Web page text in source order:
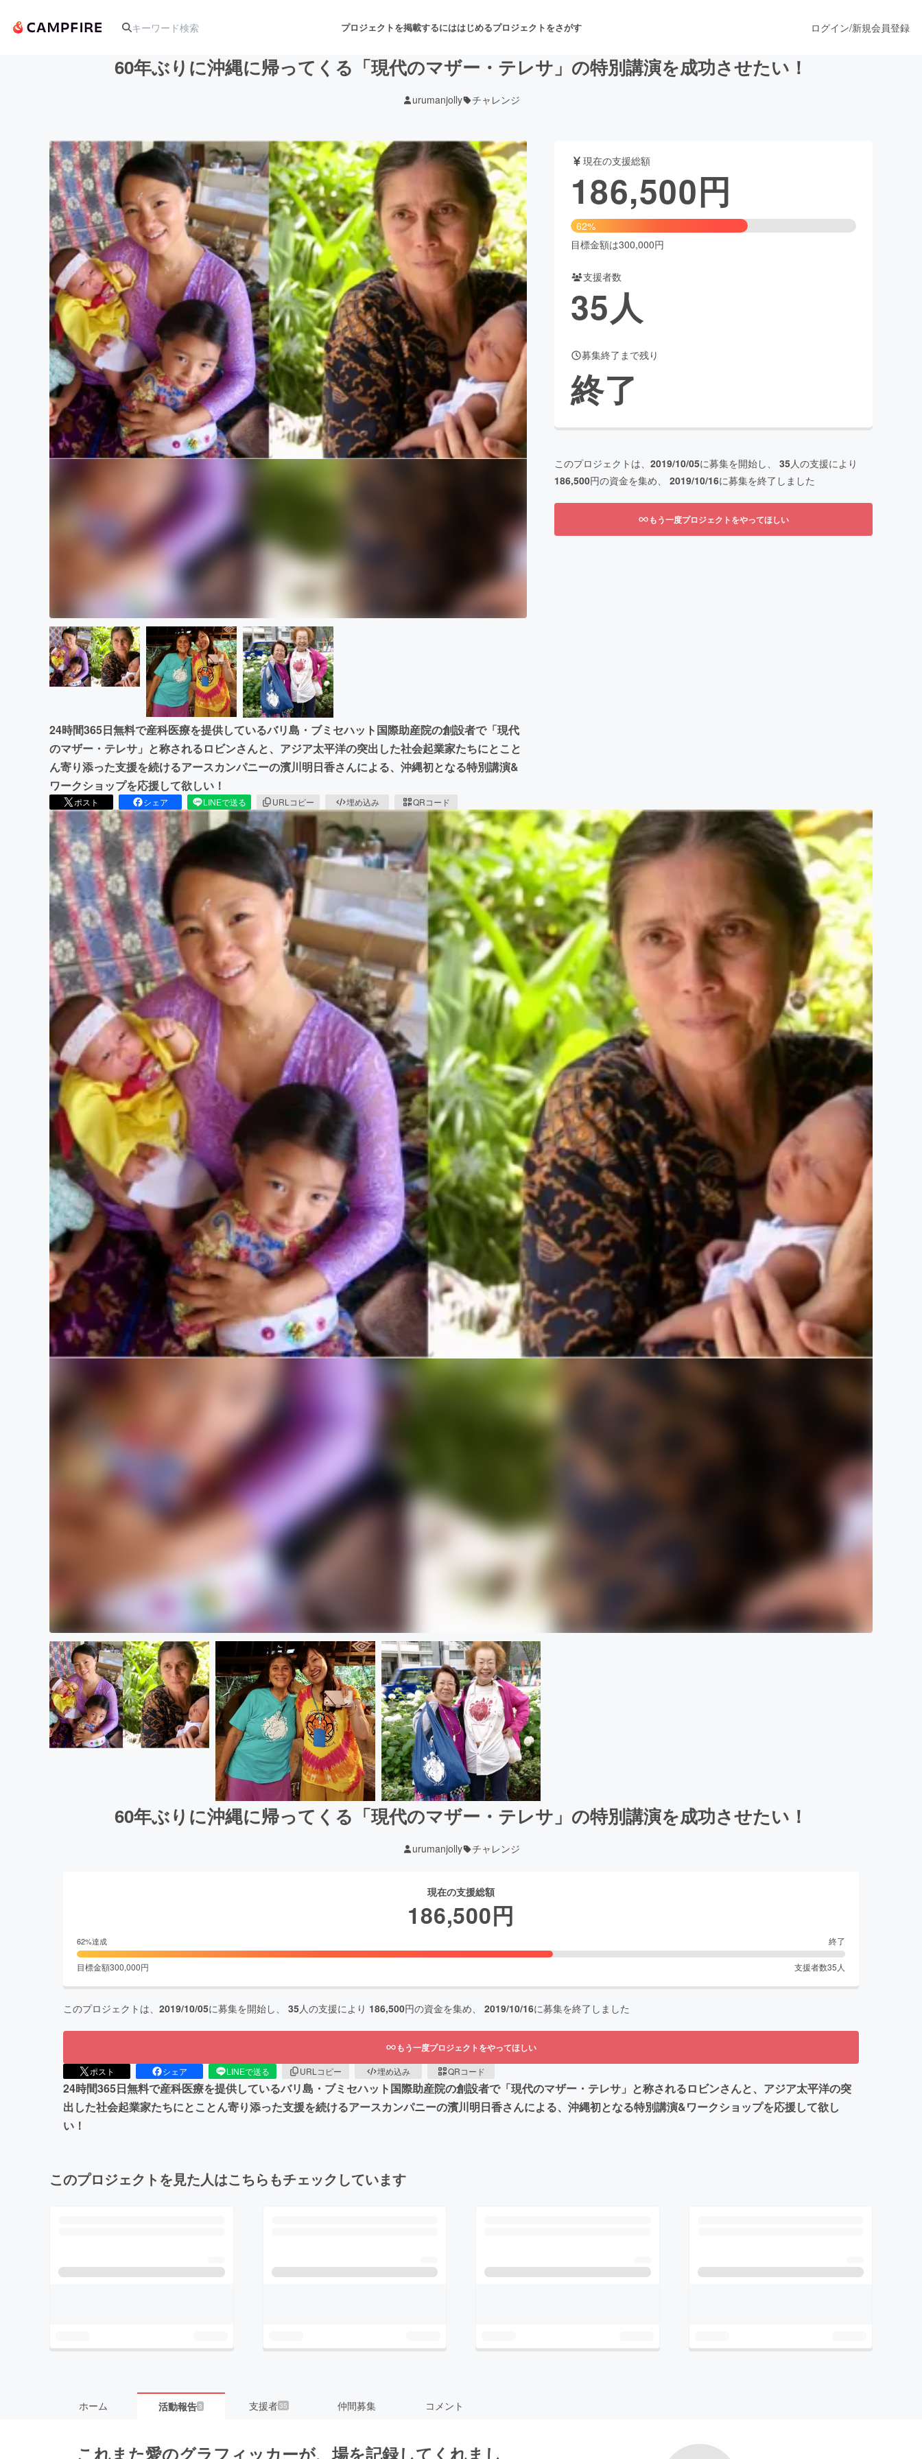
プロジェクトを掲載するにははじめるプロジェクトをさがす
アート・写真 音楽 舞台・パフォーマンス
テクノロジー・ガジェット ゲーム・サービス開発 フード・飲食店 ファッション
映像・映画 書籍・雑誌出版 アニメ・漫画
ビジネス・起業 チャレンジ ビューティー・ヘルスケア
まちづくり・地域活性化
CAMPFIRE for Social GoodCAMPFIRE Creation
CAMPFIREふるさと納税machi-yaコミュニティ
ログイン/新規会員登録
60年ぶりに沖縄に帰ってくる「現代のマザー・テレサ」の特別講演を成功させたい！
urumanjolly チャレンジ
24時間365日無料で産科医療を提供しているバリ島・ブミセハット国際助産院の創設者で「現代
のマザー・テレサ」と称されるロビンさんと、アジア太平洋の突出した社会起業家たちにとこと
ん寄り添った支援を続けるアースカンパニーの濱川明日香さんによる、沖縄初となる特別講演&
ワークショップを応援して欲しい！
ポスト シェア LINEで送る URLコピー 埋め込み QRコード
現在の支援総額
186,500円
62%
目標金額は300,000円
支援者数
35人
募集終了まで残り
終了
このプロジェクトは、 2019/10/05に募集を開始し、 35人の支援により
186,500円の資金を集め、 2019/10/16に募集を終了しました
もう一度プロジェクトをやってほしい
60年ぶりに沖縄に帰ってくる「現代のマザー・テレサ」の特別講演を成功させたい！
urumanjolly チャレンジ
現在の支援総額
186,500円
62%達成 終了
目標金額300,000円 支援者数35 人
このプロジェクトは、 2019/10/05に募集を開始し、 35人の支援により 186,500円の資金を集め、 2019/10/16に募集を終了しました
もう一度プロジェクトをやってほしい
ポスト シェア LINEで送る URLコピー 埋め込み QRコード
24時間365日無料で産科医療を提供しているバリ島・ブミセハット国際助産院の創設者で「現代のマザー・テレサ」と称されるロビンさんと、アジア太平洋の突
出した社会起業家たちにとことん寄り添った支援を続けるアースカンパニーの濱川明日香さんによる、沖縄初となる特別講演&ワークショップを応援して欲し
い！
このプロジェクトを見た人はこちらもチェックしています
ホーム 活動報告3 支援者35 仲間募集 コメント
これまた愛のグラフィッカーが、場を記録してくれまし